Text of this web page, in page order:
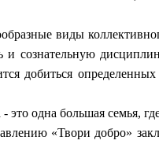
виды
и сознательную
добиться
одна большая семья,
«Твори добро»